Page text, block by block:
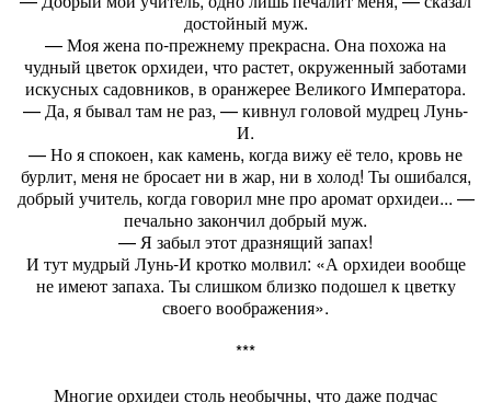
достойный муж.
— Моя жена по-прежнему прекрасна. Она похожа на
чудный цветок орхидеи, что растет, окруженный заботами
искусных садовников, в оранжерее Великого Императора.
— Да, я бывал там не раз, — кивнул головой мудрец Лунь-
И.
— Но я спокоен, как камень, когда вижу её тело, кровь не
бурлит, меня не бросает ни в жар, ни в холод! Ты ошибался,
добрый учитель, когда говорил мне про аромат орхидеи... —
печально закончил добрый муж.
— Я забыл этот дразнящий запах!
И тут мудрый Лунь-И кротко молвил: «А орхидеи вообще
не имеют запаха. Ты слишком близко подошел к цветку
своего воображения».
***
Многие орхидеи столь необычны, что даже подчас